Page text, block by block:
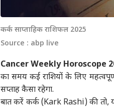
कर्क साप्ताहिक राशिफल 2025
Source : abp live
Cancer Weekly Horoscope
का समय कई राशियों के लिए
सप्ताह कैसा रहेगा.
बात करें कर्क (Kark Rashi) की तो,
एडवर्टाइज विथ अस
प्राइवेसी पॉलिसी
सेंड फीडबैक
अबाउट अस
करियर्स
विश्व